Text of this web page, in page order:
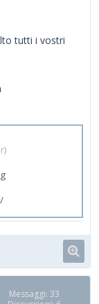
tutti i vostri
Messaggi: 33